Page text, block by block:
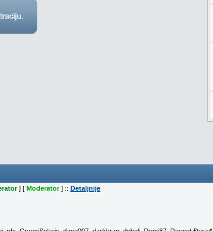
] [ Moderator] :: Detaljnije